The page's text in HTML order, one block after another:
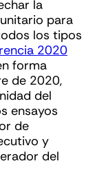
la
para
los tipos
2020
forma
de 2020,
del
ensayos
de
y
del